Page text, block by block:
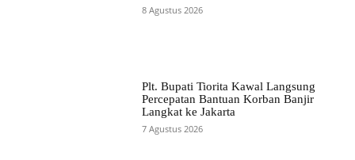
8 Agustus 2026
Plt. Bupati Tiorita Kawal Langsung
Percepatan Bantuan Korban Banjir
Langkat ke Jakarta
7 Agustus 2026